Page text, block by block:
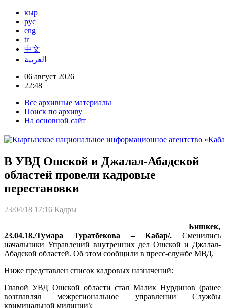
кыр
рус
eng
tr
中文
العربية
06 август 2026
22:48
Все архивные материалы
Поиск по архиву
На основной сайт
В УВД Ошской и Джалал-Абадской
областей провели кадровые
перестановки
23/04/18 17:16 Кадры
Бишкек,
23.04.18./Тумара Туратбекова – Кабар/. Сменились
начальники Управлений внутренних дел Ошской и Джалал-
Абадской областей. Об этом сообщили в пресс-службе МВД.
Ниже представлен список кадровых назначений:
Главой УВД Ошской области стал Малик Нурдинов (ранее
возглавлял межрегиональное управлении Службы
криминальной милиции);